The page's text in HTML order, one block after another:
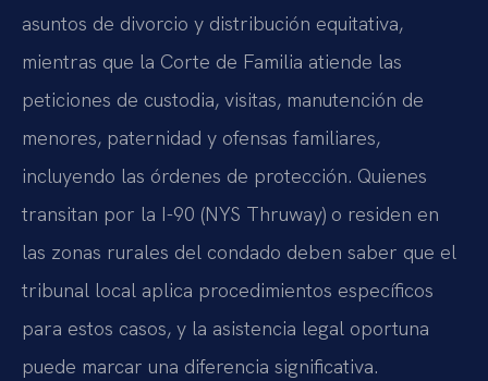
asuntos de divorcio y distribución equitativa,
mientras que la Corte de Familia atiende las
peticiones de custodia, visitas, manutención de
menores, paternidad y ofensas familiares,
incluyendo las órdenes de protección. Quienes
transitan por la I-90 (NYS Thruway) o residen en
las zonas rurales del condado deben saber que el
tribunal local aplica procedimientos específicos
para estos casos, y la asistencia legal oportuna
puede marcar una diferencia significativa.